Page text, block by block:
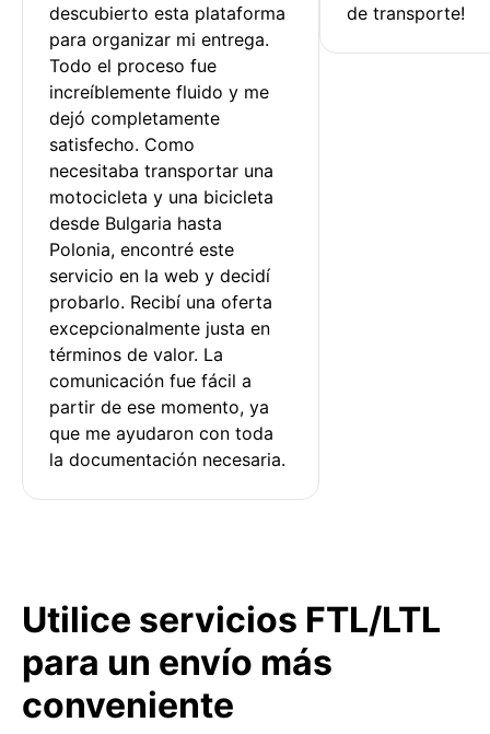
descubierto esta plataforma
para organizar mi entrega.
Todo el proceso fue
increíblemente fluido y me
dejó completamente
satisfecho. Como
necesitaba transportar una
motocicleta y una bicicleta
desde Bulgaria hasta
Polonia, encontré este
servicio en la web y decidí
probarlo. Recibí una oferta
excepcionalmente justa en
términos de valor. La
comunicación fue fácil a
partir de ese momento, ya
que me ayudaron con toda
la documentación necesaria.
de transporte!
Utilice servicios FTL/LTL
para un envío más
conveniente